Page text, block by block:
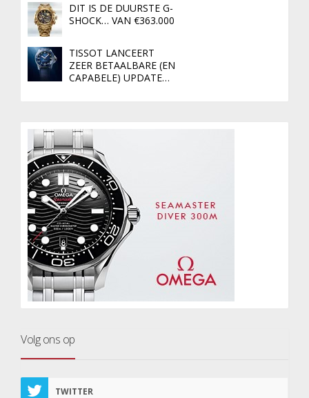
DIT IS DE DUURSTE G-
SHOCK… VAN €363.000
TISSOT LANCEERT
ZEER BETAALBARE (EN
CAPABELE) UPDATE…
Volg ons op
TWITTER